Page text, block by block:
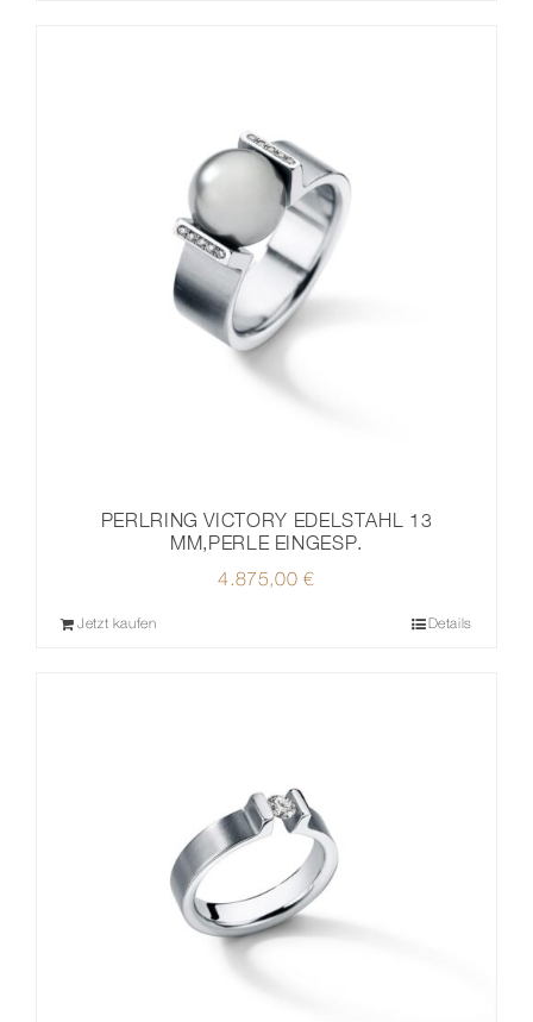
PERLRING VICTORY EDELSTAHL 13
MM,PERLE EINGESP.
4.875,00€
Jetzt kaufen Details